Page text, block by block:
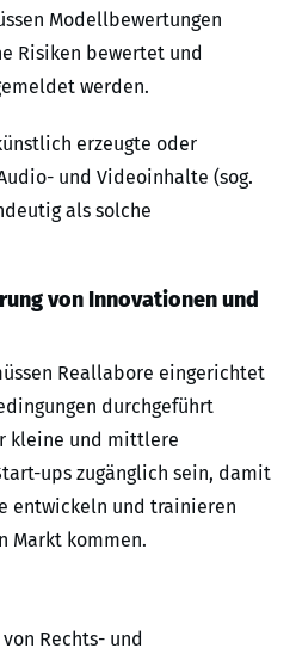
Modellbewertungen
Risiken bewertet und
werden.
erzeugte oder
und Videoinhalte (sog.
als solche
von Innovationen und
Reallabore eingerichtet
durchgeführt
kleine und mittlere
ups zugänglich sein, damit
entwickeln und trainieren
Markt kommen.
Rechts- und